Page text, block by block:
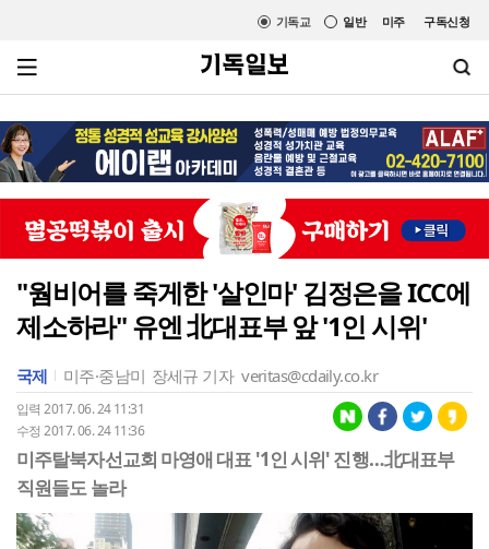
미주 구독신청
일반
기독교
"웜비어를 죽게한 '살인마' 김정은을 ICC에
제소하라" 유엔 北대표부 앞 '1인 시위'
국제 미주·중남미 장세규 기자 veritas@cdaily.co.kr
입력 2017. 06. 24 11:31
수정 2017. 06. 24 11:36
미주탈북자선교회 마영애 대표 '1인 시위' 진행…北대표부
직원들도 놀라